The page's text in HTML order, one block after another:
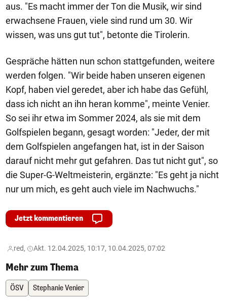
aus. "Es macht immer der Ton die Musik, wir sind
erwachsene Frauen, viele sind rund um 30. Wir
wissen, was uns gut tut", betonte die Tirolerin.
Gespräche hätten nun schon stattgefunden, weitere
werden folgen. "Wir beide haben unseren eigenen
Kopf, haben viel geredet, aber ich habe das Gefühl,
dass ich nicht an ihn heran komme", meinte Venier.
So sei ihr etwa im Sommer 2024, als sie mit dem
Golfspielen begann, gesagt worden: "Jeder, der mit
dem Golfspielen angefangen hat, ist in der Saison
darauf nicht mehr gut gefahren. Das tut nicht gut", so
die Super-G-Weltmeisterin, ergänzte: "Es geht ja nicht
nur um mich, es geht auch viele im Nachwuchs."
Jetzt kommentieren
red, Akt. 12.04.2025, 10:17, 10.04.2025, 07:02
Mehr zum Thema
ÖSV Stephanie Venier